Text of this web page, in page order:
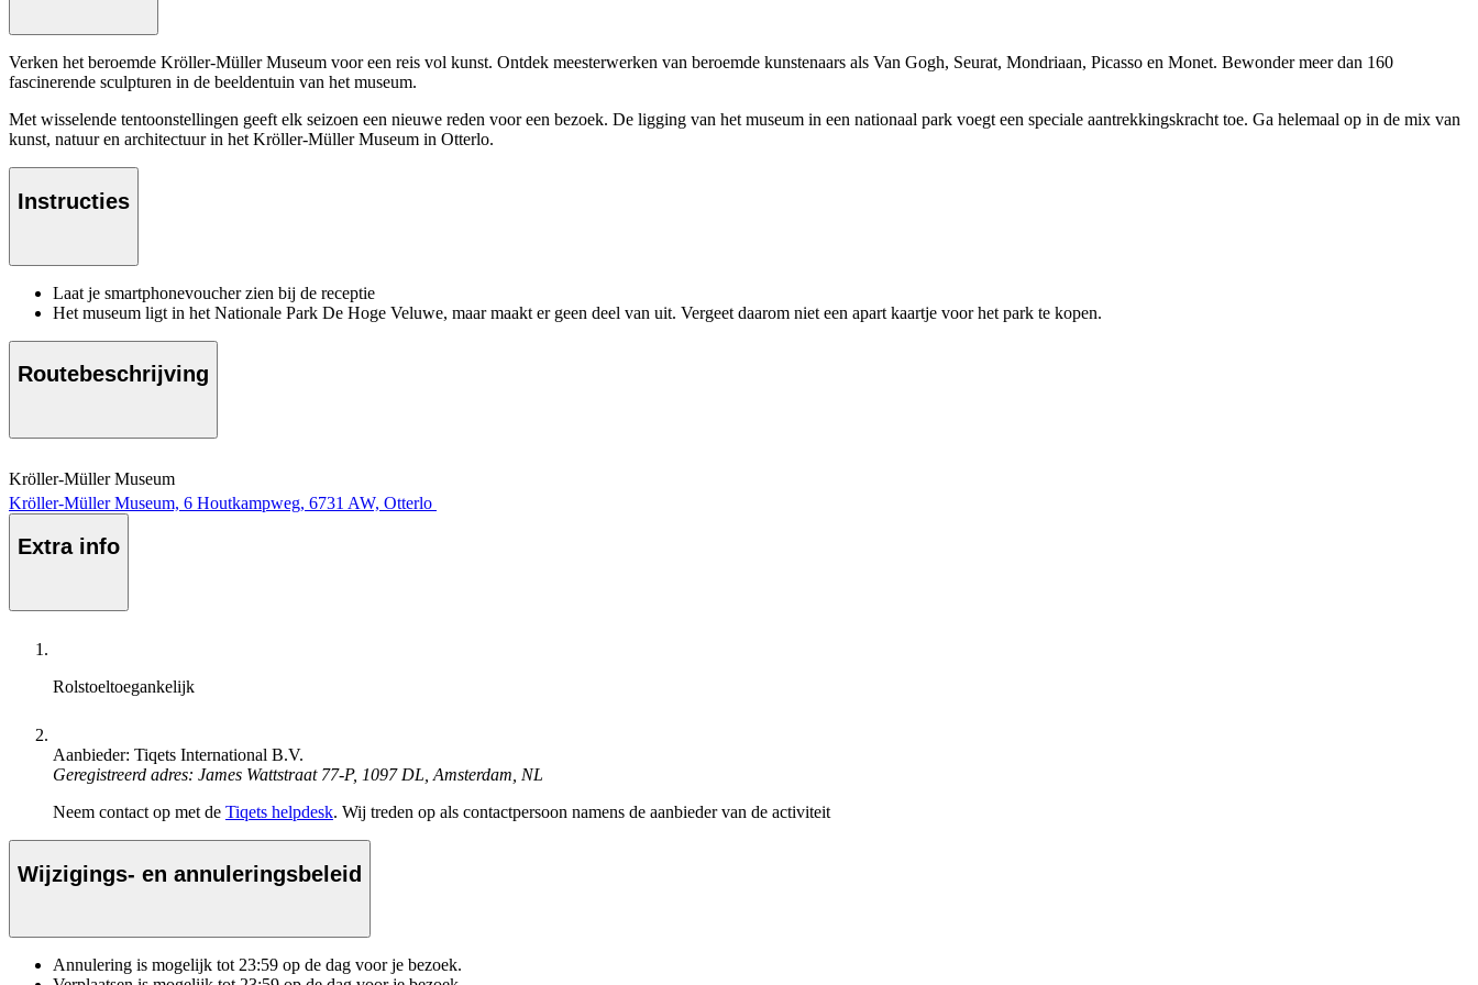
Verken het beroemde Kröller-Müller Museum voor een reis vol kunst. Ontdek meesterwerken van beroemde kunstenaars als Van Gogh, Seurat, Mondriaan, Picasso en Monet. Bewonder meer dan 160
fascinerende sculpturen in de beeldentuin van het museum.
Met wisselende tentoonstellingen geeft elk seizoen een nieuwe reden voor een bezoek. De ligging van het museum in een nationaal park voegt een speciale aantrekkingskracht toe. Ga helemaal op in de mix van
kunst, natuur en architectuur in het Kröller-Müller Museum in Otterlo.
Instructies
Laat je smartphonevoucher zien bij de receptie
Het museum ligt in het Nationale Park De Hoge Veluwe, maar maakt er geen deel van uit. Vergeet daarom niet een apart kaartje voor het park te kopen.
Routebeschrijving
Kröller-Müller Museum
Kröller-Müller Museum, 6 Houtkampweg, 6731 AW, Otterlo
Extra info
Rolstoeltoegankelijk
Aanbieder: Tiqets International B.V.
Geregistreerd adres: James Wattstraat 77-P, 1097 DL, Amsterdam, NL
Neem contact op met de Tiqets helpdesk. Wij treden op als contactpersoon namens de aanbieder van de activiteit
Wijzigings- en annuleringsbeleid
Annulering is mogelijk tot 23:59 op de dag voor je bezoek.